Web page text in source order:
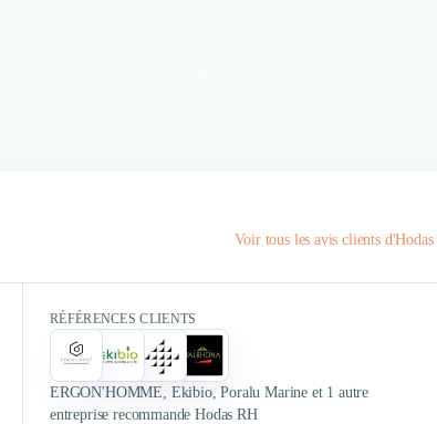
de nombreuses années pour le
tout type de fonctions, postes basés
en France comme à l'étranger.
Hodas nous a permis d'identifier et
d'embaucher des personnes
talentueuses en phase avec nos
valeurs, quelque soit leur fonction
pour
Voir tous les avis clients
RÉFÉRENCES CLIENTS
ERGON'HOMME, Ekibio, Poralu Marine et 1 autre
entreprise recommande Hodas RH